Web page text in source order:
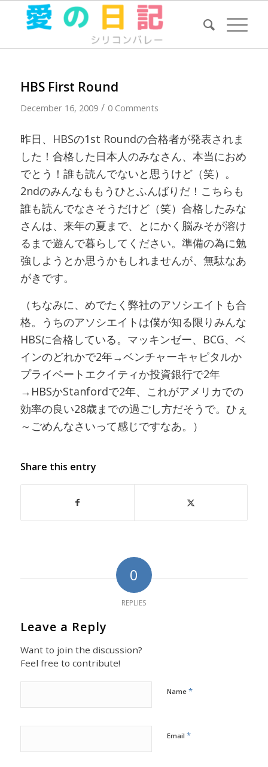
HBS First Round
December 16, 2009 / 0 Comments
昨日、HBSの1st Roundの合格者が発表されま
した！合格した日本人のみなさん、本当におめ
でとう！誰も読んでないと思うけど（笑）。
2ndのみんなももうひとふんばりだ！こちらも
誰も読んでなさそうだけど（笑）合格したみな
さんは、来年の夏まで、とにかく脳みそが溶け
るまで遊んで暮らしてください。準備の為に勉
強しようとか思うかもしれませんが、無駄なあ
がきです。
（ちなみに、めでたく弊社のアソシエイトも合
格。うちのアソシエイトは僕が知る限りみんな
HBSに合格している。マッキンゼー、BCG、ベ
インのどれかで2年→ベンチャーキャピタルか
プライベートエクイティか投資銀行で2年
→HBSかStanfordで2年、これがアメリカでの
効率の良い28歳までの過ごし方だそうで。ひぇ
～ごめんなさいって感じですなあ。）
Share this entry
0
REPLIES
Leave a Reply
Want to join the discussion?
Feel free to contribute!
Name *
Email *